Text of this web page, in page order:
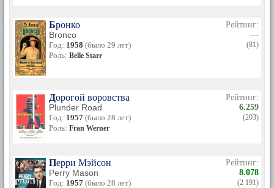
Бронко
Bronco
Год: 1958 (было 29 лет)
Роль: Belle Starr
Рейтинг:
—
(81)
Дорогой воровства
Plunder Road
Год: 1957 (было 28 лет)
Роль: Fran Werner
Рейтинг:
6.259
(203)
Перри Мэйсон
Perry Mason
Год: 1957 (было 28 лет)
Рейтинг:
8.078
(2 191)